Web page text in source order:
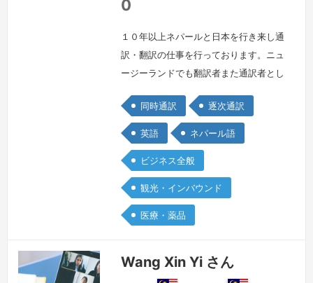
0
１０年以上ネパールと日本を行き来し通
訳・翻訳の仕事を行っております。ニュ
ージーランドでも翻訳者また通訳者とし
法律、不動産、契約書、証明書、医療で
すが、多分野においても通訳・翻訳を行
っております。宅地建物取引士、不動産
コンサルティングママスターの資格およ
び医療通訳研修修了証書を取得してお
り、法律と医療の知識も多少ございま
す。各省庁や医療機関、外国人を雇用し
同時通訳 逐次通訳
英語 ネパール語
ビジネス全般
観光・インバウンド
医療・薬品
Wang Xin Yi さん